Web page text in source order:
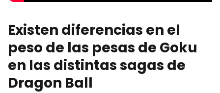
Existen diferencias en el
peso de las pesas de Goku
en las distintas sagas de
Dragon Ball